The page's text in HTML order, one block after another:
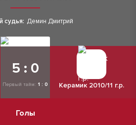
судья: Демин Дмитрий
5 : 0
Первый тайм: 1 : 0 Керамик 2010/11 г.р.
Голы